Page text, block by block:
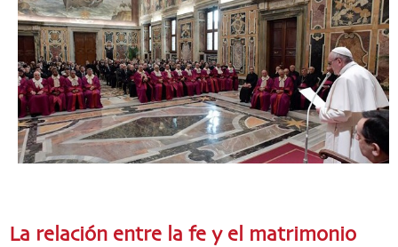
La relación entre la fe y el matrimonio